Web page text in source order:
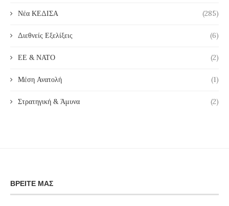
Νέα ΚΕΔΙΣΑ (285)
Διεθνείς Εξελίξεις (6)
ΕΕ & ΝΑΤΟ (2)
Μέση Ανατολή (1)
Στρατηγική & Άμυνα (2)
ΒΡΕΊΤΕ ΜΑΣ